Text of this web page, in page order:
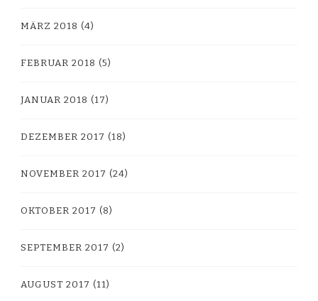
MÄRZ 2018 (4)
FEBRUAR 2018 (5)
JANUAR 2018 (17)
DEZEMBER 2017 (18)
NOVEMBER 2017 (24)
OKTOBER 2017 (8)
SEPTEMBER 2017 (2)
AUGUST 2017 (11)